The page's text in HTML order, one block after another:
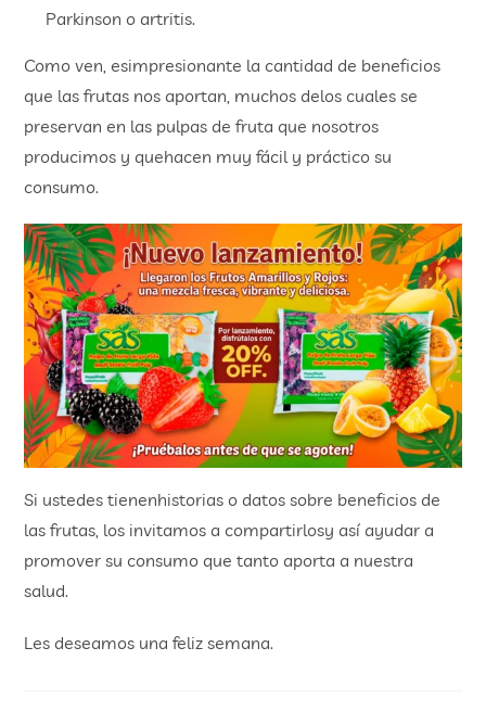
Parkinson o artritis.
Como ven, esimpresionante la cantidad de beneficios
que las frutas nos aportan, muchos delos cuales se
preservan en las pulpas de fruta que nosotros
producimos y quehacen muy fácil y práctico su
consumo.
Si ustedes tienenhistorias o datos sobre beneficios de
las frutas, los invitamos a compartirlosy así ayudar a
promover su consumo que tanto aporta a nuestra
salud.
Les deseamos una feliz semana.